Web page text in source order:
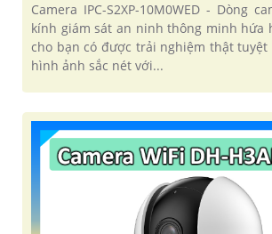
Camera IPC-S2XP-10M0WED - Dòng
kính giám sát an ninh thông minh hứa
cho bạn có được trải nghiệm thật
hình ảnh sắc nét với...